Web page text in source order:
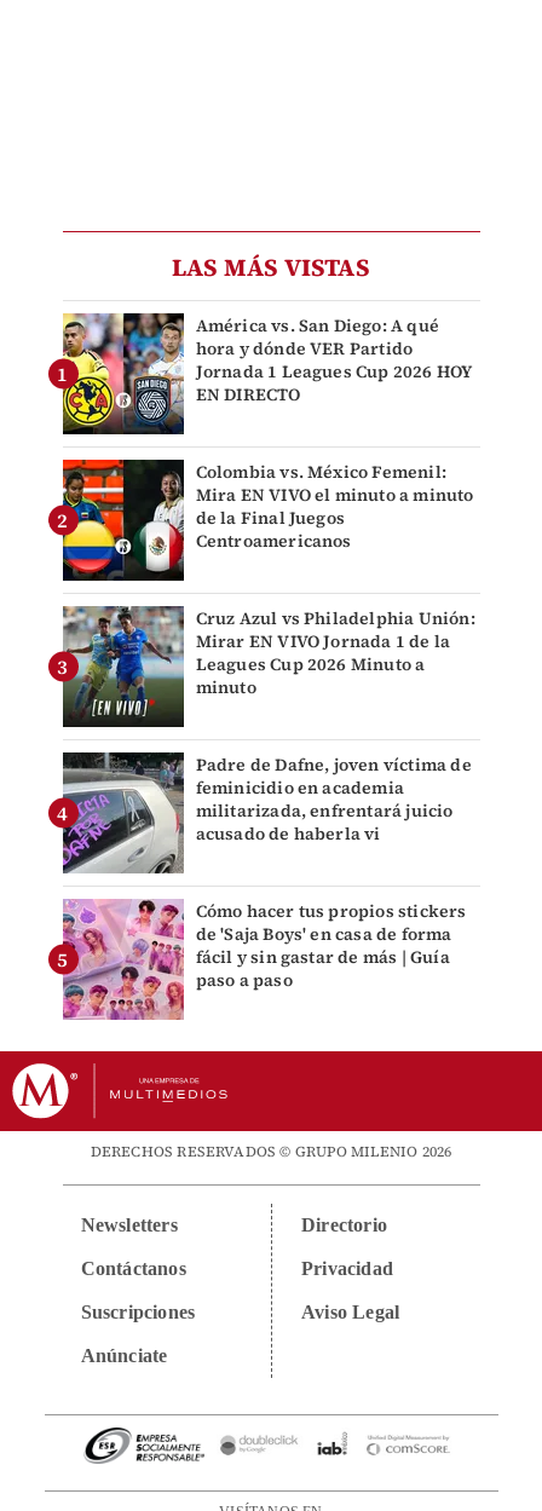
LAS MÁS VISTAS
América vs. San Diego: A qué
hora y dónde VER Partido
Jornada 1 Leagues Cup 2026 HOY
EN DIRECTO
Colombia vs. México Femenil:
Mira EN VIVO el minuto a minuto
de la Final Juegos
Centroamericanos
Cruz Azul vs Philadelphia Unión:
Mirar EN VIVO Jornada 1 de la
Leagues Cup 2026 Minuto a
minuto
Padre de Dafne, joven víctima de
feminicidio en academia
militarizada, enfrentará juicio
acusado de haberla vi
Cómo hacer tus propios stickers
de 'Saja Boys' en casa de forma
fácil y sin gastar de más | Guía
paso a paso
DERECHOS RESERVADOS © GRUPO MILENIO 2026
Newsletters
Contáctanos
Suscripciones
Anúnciate
Directorio
Privacidad
Aviso Legal